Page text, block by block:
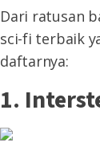
Dari ratusan
sci-fi terbaik
daftarnya:
1.